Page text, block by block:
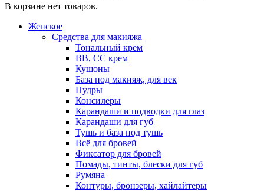
В корзине нет товаров.
Женское
Средства для макияжа
Тональный крем
BB, CC крем
Кушоны
База под макияж, для век
Пудры
Консилеры
Карандаши и подводки для глаз
Карандаши для губ
Тушь и база под тушь
Всё для бровей
Фиксатор для бровей
Помады, тинты, блески для губ
Румяна
Контуры, бронзеры, хайлайтеры